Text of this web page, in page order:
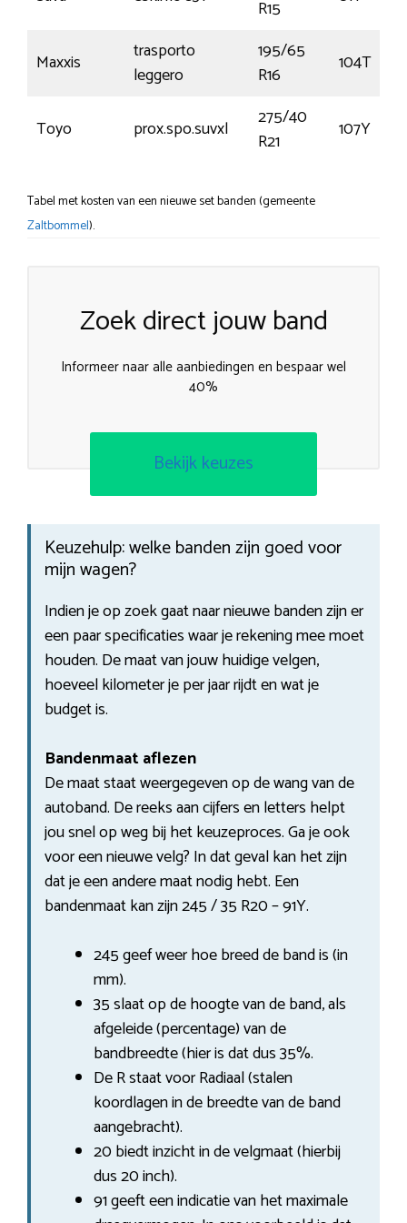
R15
Maxxis
trasporto
leggero
195/65
R16
104T
Toyo prox.spo.suvxl
275/40
R21
107Y
Tabel met kosten van een nieuwe set banden (gemeente
Zaltbommel).
Zoek direct jouw band
Informeer naar alle aanbiedingen en bespaar wel
40%
Bekijk keuzes
Keuzehulp: welke banden zijn goed voor
mijn wagen?
Indien je op zoek gaat naar nieuwe banden zijn er
een paar specificaties waar je rekening mee moet
houden. De maat van jouw huidige velgen,
hoeveel kilometer je per jaar rijdt en wat je
budget is.
Bandenmaat aflezen
De maat staat weergegeven op de wang van de
autoband. De reeks aan cijfers en letters helpt
jou snel op weg bij het keuzeproces. Ga je ook
voor een nieuwe velg? In dat geval kan het zijn
dat je een andere maat nodig hebt. Een
bandenmaat kan zijn 245 / 35 R20 – 91Y.
245 geef weer hoe breed de band is (in
mm).
35 slaat op de hoogte van de band, als
afgeleide (percentage) van de
bandbreedte (hier is dat dus 35%.
De R staat voor Radiaal (stalen
koordlagen in de breedte van de band
aangebracht).
20 biedt inzicht in de velgmaat (hierbij
dus 20 inch).
91 geeft een indicatie van het maximale